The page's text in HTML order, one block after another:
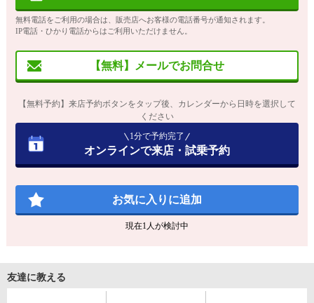
無料電話をご利用の場合は、販売店へお客様の電話番号が通知されます。
IP電話・ひかり電話からはご利用いただけません。
【無料】メールでお問合せ
【無料予約】来店予約ボタンをタップ後、カレンダーから日時を選択して
ください
1分で予約完了
オンラインで来店・試乗予約
お気に入りに追加
現在1人が検討中
友達に教える